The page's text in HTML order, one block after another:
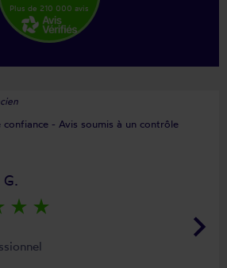
Plus de 210 000 avis
- Avis soumis à un contrôle
keyboard_arrow_right
star_rate star_rate